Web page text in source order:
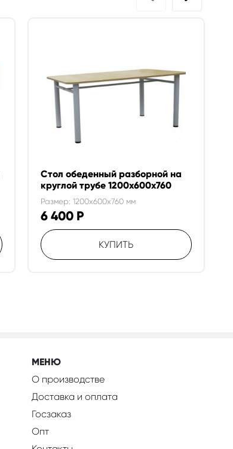
Стол обеденный разборной на
круглой трубе 1200х600х760
Размер: 1200x600x760 мм
6 400 Р
КУПИТЬ
МЕНЮ
О производстве
Доставка и оплата
Госзаказ
Опт